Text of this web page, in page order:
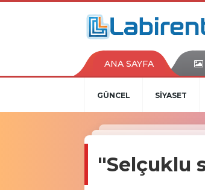
ANA SAYFA
GÜNCEL SİYASET
"Selçuklu